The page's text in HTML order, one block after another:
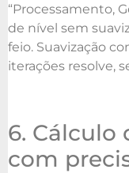
“Processamento,
de nível sem
feio. Suavização
iterações resolve,
6. Cálculo
com